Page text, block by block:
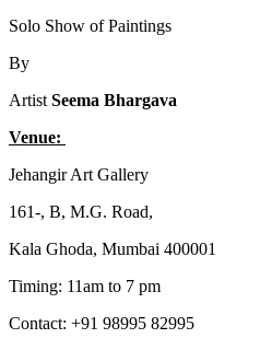
Solo Show of Paintings
By
Artist Seema Bhargava
Venue:
Jehangir Art Gallery
161-, B, M.G. Road,
Kala Ghoda, Mumbai 400001
Timing: 11am to 7 pm
Contact: +91 98995 82995